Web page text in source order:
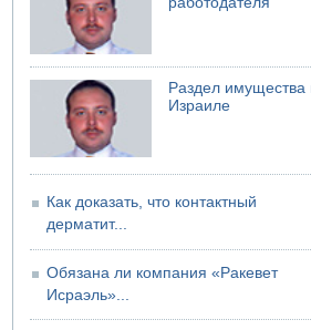
электрической компании
06.08.2026 13:07
Возле Кирьят-Арбы пожар на
06.08.2026 12:06
США не будут давить на Израиль в
06.08.2026 11:41
Раздел имущества
Израиле
Как доказать, что контактный
дерматит...
Обязана ли компания «Ракевет
Исраэль»...